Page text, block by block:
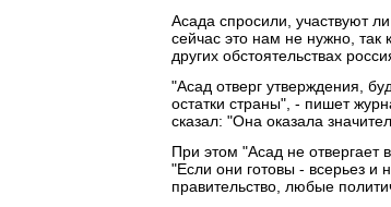
Асада спросили, участвуют
сейчас это нам не нужно,
других обстоятельствах
"Асад отверг утверждения,
остатки страны", - пишет
сказал: "Она оказала
При этом "Асад не отвергает
"Если они готовы - всерьез и
правительство, любые